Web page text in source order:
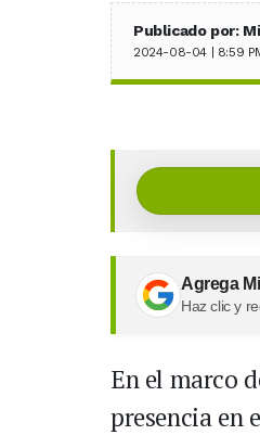
Publicado por:
2024-08-04 | 8:59
Agrega
Haz clic y
En el marco
presencia en